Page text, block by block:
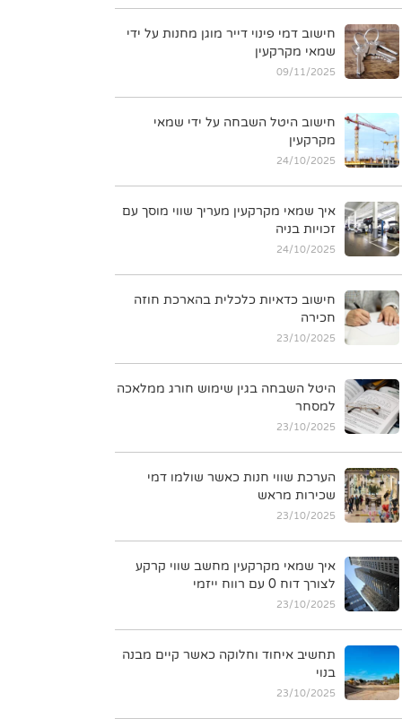
חישוב דמי פינוי דייר מוגן מחנות על ידי
שמאי מקרקעין
09/11/2025
חישוב היטל השבחה על ידי שמאי
מקרקעין
24/10/2025
איך שמאי מקרקעין מעריך שווי מוסך עם
זכויות בניה
24/10/2025
חישוב כדאיות כלכלית בהארכת חוזה
חכירה
23/10/2025
היטל השבחה בגין שימוש חורג ממלאכה
למסחר
23/10/2025
הערכת שווי חנות כאשר שולמו דמי
שכירות מראש
23/10/2025
איך שמאי מקרקעין מחשב שווי קרקע
לצורך דוח 0 עם רווח ייזמי
23/10/2025
תחשיב איחוד וחלוקה כאשר קיים מבנה
בנוי
23/10/2025